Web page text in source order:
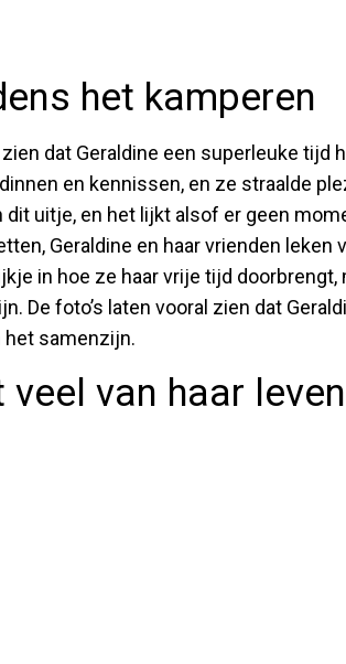
het kamperen
dat Geraldine een superleuke tijd
en kennissen, en ze straalde
uitje, en het lijkt alsof er geen
Geraldine en haar vrienden leken
in hoe ze haar vrije tijd doorbrengt,
De foto’s laten vooral zien dat
het samenzijn.
veel van haar